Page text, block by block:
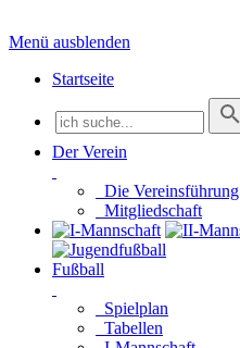
Menü ausblenden
Startseite
Der Verein
Die Vereinsführung
Mitgliedschaft
Fußball
Spielplan
Tabellen